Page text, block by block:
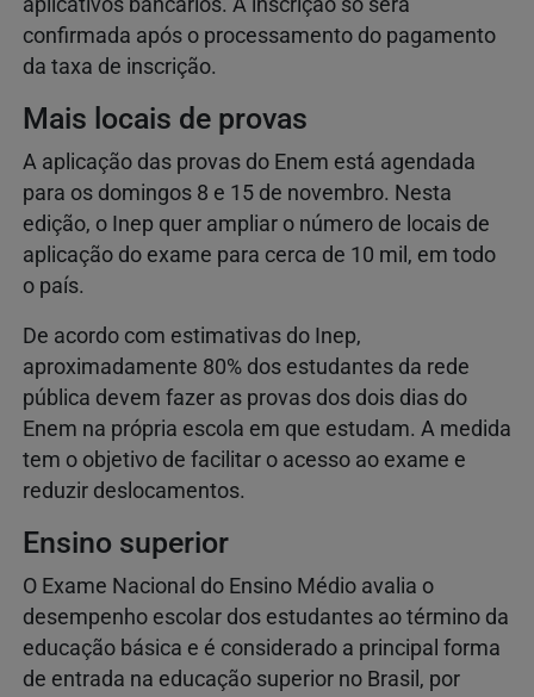
aplicativos bancários. A inscrição só será
confirmada após o processamento do pagamento
da taxa de inscrição.
Mais locais de provas
A aplicação das provas do Enem está agendada
para os domingos 8 e 15 de novembro. Nesta
edição, o Inep quer ampliar o número de locais de
aplicação do exame para cerca de 10 mil, em todo
o país.
De acordo com estimativas do Inep,
aproximadamente 80% dos estudantes da rede
pública devem fazer as provas dos dois dias do
Enem na própria escola em que estudam. A medida
tem o objetivo de facilitar o acesso ao exame e
reduzir deslocamentos.
Ensino superior
O Exame Nacional do Ensino Médio avalia o
desempenho escolar dos estudantes ao término da
educação básica e é considerado a principal forma
de entrada na educação superior no Brasil, por